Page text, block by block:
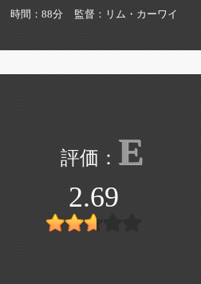
時間 88分 監督
リム・カーワイ
E
2.69